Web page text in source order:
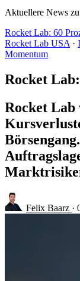
Aktuellere News
Rocket Lab: 60
Rocket Lab USA ·
Momentum
Rocket
Rocket Lab
Felix Baarz ·